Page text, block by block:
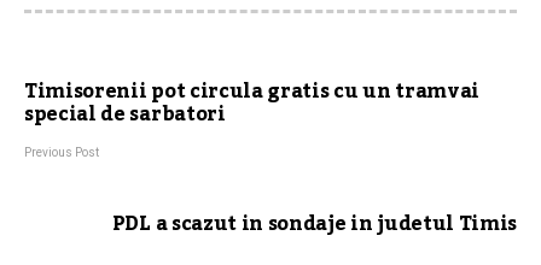
Timisorenii pot circula gratis cu un tramvai
special de sarbatori
Previous Post
PDL a scazut in sondaje in judetul Timis